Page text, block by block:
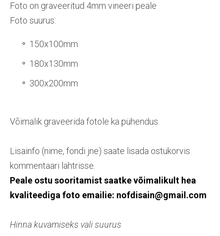
Foto on graveeritud 4mm vineeri peale
Foto suurus:
150x100mm
180x130mm
300x200mm
Võimalik graveerida fotole ka pühendus.
Lisainfo (nime, fondi jne) saate lisada ostukorvis
kommentaari lahtrisse.
Peale ostu sooritamist saatke võimalikult hea
kvaliteediga foto emailie: nofdisain@gmail.com
Hinna kuvamiseks vali suurus